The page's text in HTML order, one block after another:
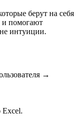
берут на себя
и помогают
интуиции.
→
Excel.